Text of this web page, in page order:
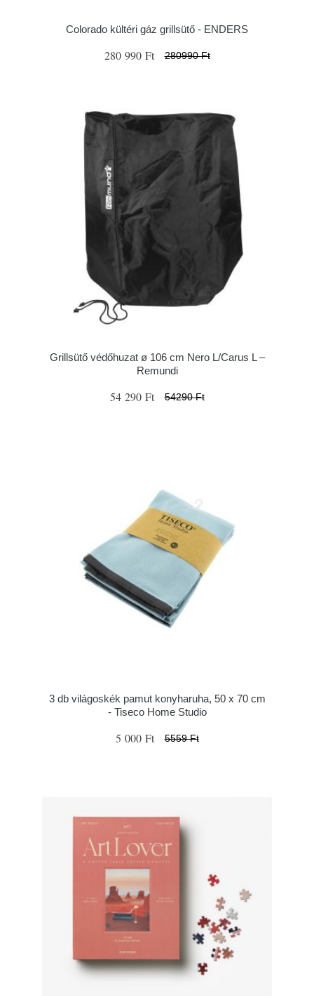
Colorado kültéri gáz grillsütő - ENDERS
280 990 Ft 280990 Ft
Grillsütő védőhuzat ø 106 cm Nero L/Carus L –
Remundi
54 290 Ft 54290 Ft
3 db világoskék pamut konyharuha, 50 x 70 cm
- Tiseco Home Studio
5 000 Ft 5559 Ft